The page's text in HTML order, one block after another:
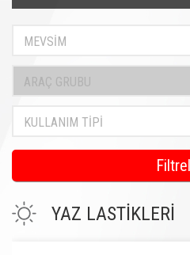
MEVSİM
ARAÇ GRUBU
KULLANIM TİPİ
YAZ LASTİKLERİ